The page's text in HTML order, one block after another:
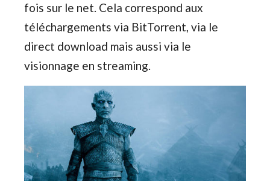
fois sur le net. Cela correspond aux
téléchargements via BitTorrent, via le
direct download mais aussi via le
visionnage en streaming.